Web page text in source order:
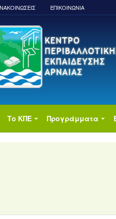
ΕΠΙΚΟΙΝΩΝΙΑ
Το ΚΠΕ Προγράμματα